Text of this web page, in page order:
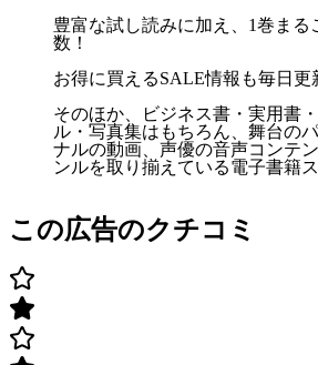
豊富な試し読みに加え、1巻まる
数！
お得に買えるSALE情報も毎日更
そのほか、ビジネス書・実用書
ル・写真集はもちろん、舞台の
ナルの動画、声優の音声コンテ
ンルを取り揃えている電子書籍ス
この広告のクチコミ